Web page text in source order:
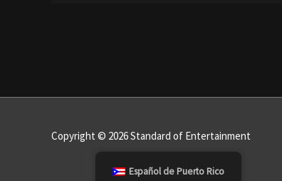
Copyright © 2026 Standard of Entertainment
Español de Puerto Rico